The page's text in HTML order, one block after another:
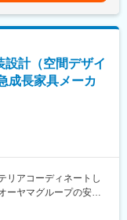
を行えること
変わり、働くニーズ
設計（空間デザイ
成長家具メーカ
リアコーディネートし
ヤマグループの安定